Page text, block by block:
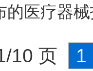
的医疗器
10 页 1